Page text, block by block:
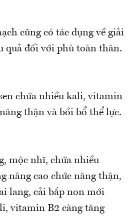
cũng có tác dụng về giải
quả đối với phù toàn thân.
chứa nhiều kali, vitamin
thận và bồi bổ thể lực.
mộc nhĩ, chứa nhiều
nâng cao chức năng thận,
lang, cải bắp non mới
vitamin B2 càng tăng